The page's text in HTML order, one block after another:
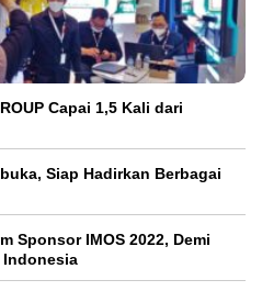
Capai 1,5 Kali dari
Siap Hadirkan Berbagai
Sponsor IMOS 2022, Demi
Indonesia